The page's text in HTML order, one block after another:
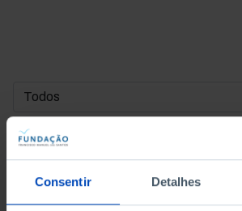
Consentir Detalhes
DATA DE INÍCIO
DATA DE FIM